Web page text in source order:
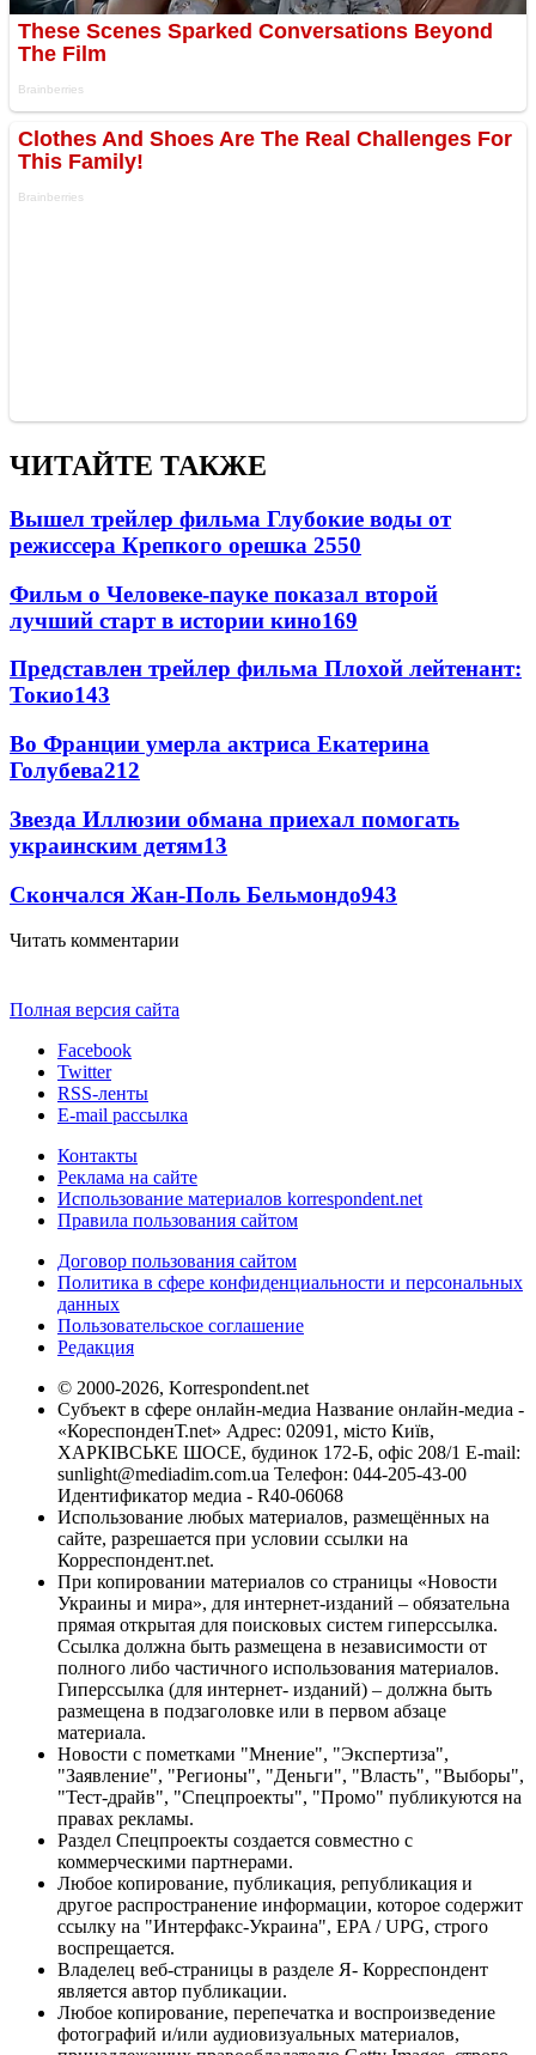
ЧИТАЙТЕ ТАКЖЕ
Вышел трейлер фильма Глубокие воды от
режиссера Крепкого орешка 2550
Фильм о Человеке-пауке показал второй
лучший старт в истории кино169
Представлен трейлер фильма Плохой лейтенант:
Токио143
Во Франции умерла актриса Екатерина
Голубева212
Звезда Иллюзии обмана приехал помогать
украинским детям13
Скончался Жан-Поль Бельмондо943
Читать комментарии
Полная версия сайта
Facebook
Twitter
RSS-ленты
E-mail рассылка
Контакты
Реклама на сайте
Использование материалов korrespondent.net
Правила пользования сайтом
Договор пользования сайтом
Политика в сфере конфиденциальности и персональных
данных
Пользовательское соглашение
Редакция
© 2000-2026, Korrespondent.net
Субъект в сфере онлайн-медиа Название онлайн-медиа -
«КореспонденТ.net» Адрес: 02091, місто Київ,
ХАРКІВСЬКЕ ШОСЕ, будинок 172-Б, офіс 208/1 E-mail:
sunlight@mediadim.com.ua Телефон: 044-205-43-00
Идентификатор медиа - R40-06068
Использование любых материалов, размещённых на
сайте, разрешается при условии ссылки на
Корреспондент.net.
При копировании материалов со страницы «Новости
Украины и мира», для интернет-изданий – обязательна
прямая открытая для поисковых систем гиперссылка.
Ссылка должна быть размещена в независимости от
полного либо частичного использования материалов.
Гиперссылка (для интернет- изданий) – должна быть
размещена в подзаголовке или в первом абзаце
материала.
Новости с пометками "Мнение", "Экспертиза",
"Заявление", "Регионы", "Деньги", "Власть", "Выборы",
"Тест-драйв", "Спецпроекты", "Промо" публикуются на
правах рекламы.
Раздел Спецпроекты создается совместно с
коммерческими партнерами.
Любое копирование, публикация, републикация и
другое распространение информации, которое содержит
ссылку на "Интерфакс-Украина", EPA / UPG, строго
воспрещается.
Владелец веб-страницы в разделе Я- Корреспондент
является автор публикации.
Любое копирование, перепечатка и воспроизведение
фотографий и/или аудиовизуальных материалов,